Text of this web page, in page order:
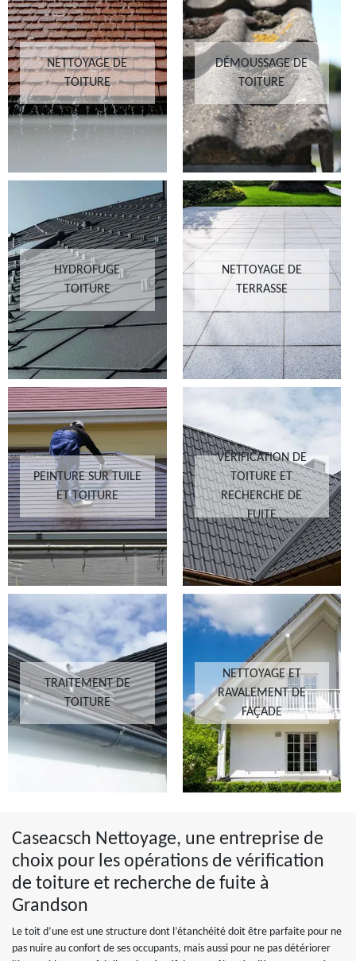
NETTOYAGE DE
TOITURE
DÉMOUSSAGE DE
TOITURE
HYDROFUGE
TOITURE
NETTOYAGE DE
TERRASSE
PEINTURE SUR TUILE
ET TOITURE
VÉRIFICATION DE
TOITURE ET
RECHERCHE DE
FUITE
TRAITEMENT DE
TOITURE
NETTOYAGE ET
RAVALEMENT DE
FAÇADE
Caseacsch Nettoyage, une entreprise de
choix pour les opérations de vérification
de toiture et recherche de fuite à
Grandson
Le toit d’une est une structure dont l’étanchéité doit être parfaite pour ne
pas nuire au confort de ses occupants, mais aussi pour ne pas détériorer